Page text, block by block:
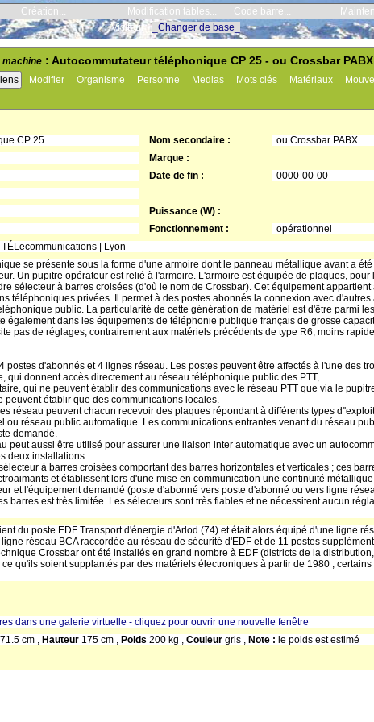
Création... Modification tables... Code barre...
Visiteur - _Changer de base_
machine : Autocommutateur téléphonique CP 25 - ou Crossbar
Modifier Organisme Personne Medias Mots clés Matériaux
CP 25 Nom secondaire :
ou Crossbar PABX
Marque :
Date de fin :
0000-00-00
Puissance (W) :
Fonctionnement :
opérationnel
| Lyon
se présente sous la forme d'une armoire dont le panneau métallique avant a
Un pupitre opérateur est relié à l'armoire. L'armoire est équipée de plaques,
sélecteur à barres croisées (d'où le nom de Crossbar). Cet équipement
téléphoniques privées. Il permet à des postes abonnés la connexion avec
public. La particularité de cette génération de matériel est d'être parmi
également dans les équipements de téléphonie publique français de grosse
pas de réglages, contrairement aux matériels précédents de type R6, moins
postes d'abonnés et 4 lignes réseau. Les postes peuvent être affectés à l'une des
qui donnent accès directement au réseau téléphonique public des PTT,
qui ne peuvent établir des communications avec le réseau PTT que via le
peuvent établir que des communications locales.
réseau peuvent chacun recevoir des plaques répondant à différents types
ou réseau public automatique. Les communications entrantes venant du réseau
demandé.
peut aussi être utilisé pour assurer une liaison inter automatique avec un
deux installations.
à barres croisées comportant des barres horizontales et verticales ; ces
et établissent lors d'une mise en communication une continuité
et l'équipement demandé (poste d'abonné vers poste d'abonné ou vers ligne
barres est très limitée. Les sélecteurs sont très fiables et ne nécessitent aucun
du poste EDF Transport d'énergie d'Arlod (74) et était alors équipé d'une ligne
réseau BCA raccordée au réseau de sécurité d'EDF et de 11 postes
Crossbar ont été installés en grand nombre à EDF (districts de la
qu'ils soient supplantés par des matériels électroniques à partir de 1980 ;
dans une galerie virtuelle - cliquez pour ouvrir une nouvelle fenêtre
71.5 cm , Hauteur 175 cm , Poids 200 kg , Couleur gris , Note : le poids est estimé